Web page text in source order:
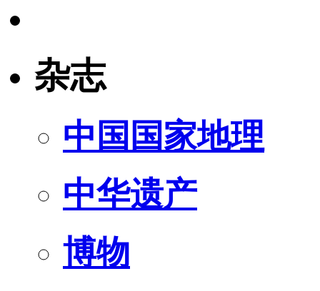
杂志
中国国家地理
中华遗产
博物